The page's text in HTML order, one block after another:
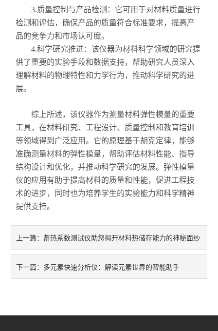
3.质量控制与产品检测：它可用于对材料质量进行
检测和评估，确保产品的质量符合标准要求，提高产
品的竞争力和市场认可度。
4.科学研究推进：该仪器为材料科学领域的研究提
供了重要的实验手段和数据支持，帮助研究人员深入
理解材料的物理特性和力学行为，推动科学研究的进
展。
综上所述，该仪器作为测量材料弹性模量的重要
工具，在材料研究、工程设计、质量控制和教育培训
等领域得到广泛应用。它的原理基于胡克定律，能够
准确测量材料的弹性模量，帮助评估材料性能、指导
结构设计和优化，并推动科学研究的发展。弹性模量
仪的应用有助于提高材料的质量和性能，促进工程技
术的进步，同时也为培养学生的实验能力和科学精神
提供支持。
上一篇： 蓄热系数测试仪助您揭开材料热储存能力的神秘面纱
下一篇： 多元素快速分析仪：解读元素世界的智能助手